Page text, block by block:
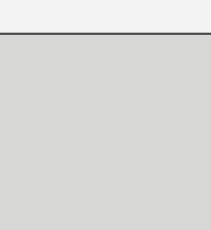
[GK] Déjà des
[Mo5] Brickboy cherche à
[GK] Minecraft et ses «
[GK] Beast of
[GK] Ubisoft : fin de partie
[GK] Mémoire cash -
[GK] Dan Houser (GTA)
[GK] Comment EA Sports
[GK] Crimson Moon : un
[GK] Isle of Reveries : le
[GK] Moonlighter 2 : The
[GK] Capcom relance